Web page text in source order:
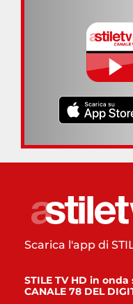
Scarica l'app di
STILE TV HD in onda
CANALE 78 DEL